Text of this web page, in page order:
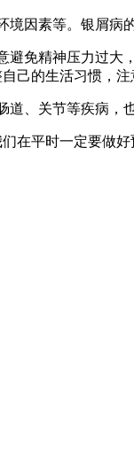
因素等。银屑
免精神压力过
己的生活习惯，注
、关节等疾病，
在平时一定要做